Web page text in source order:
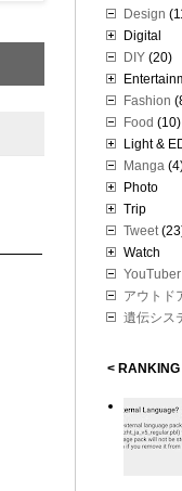
Design
Digital
DIY (20)
Fashion
Food (10)
Light &
Manga
Photo
Trip
Tweet
Watch
YouTuber
アウトド
遺伝シス
< RANKING